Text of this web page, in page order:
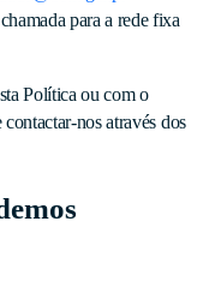
para a rede fixa
Política ou com o
nos através dos